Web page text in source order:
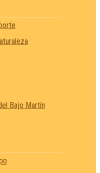
Bajo Martín